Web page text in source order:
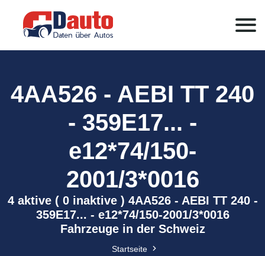
4AA526 - AEBI TT 240
- 359E17... -
e12*74/150-
2001/3*0016
4 aktive ( 0 inaktive ) 4AA526 - AEBI TT 240 -
359E17... - e12*74/150-2001/3*0016
Fahrzeuge in der Schweiz
Startseite